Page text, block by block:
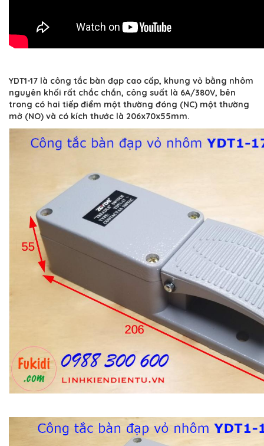
YDT1-17 là công tắc bàn đạp cao cấp, khung vỏ bằng nhôm
nguyên khối rất chắc chắn, công suất là 6A/380V, bên
trong có hai tiếp điểm một thường đóng (NC) một thường
mở (NO) và có kích thước là 206x70x55mm.